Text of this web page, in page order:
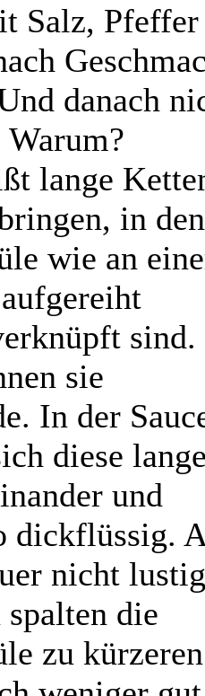
Salz, Pfeffer
danach
lange
in
wie an
sind.
sie
In der
diese
und
dickflüssig.
nicht
die
zu kürzeren